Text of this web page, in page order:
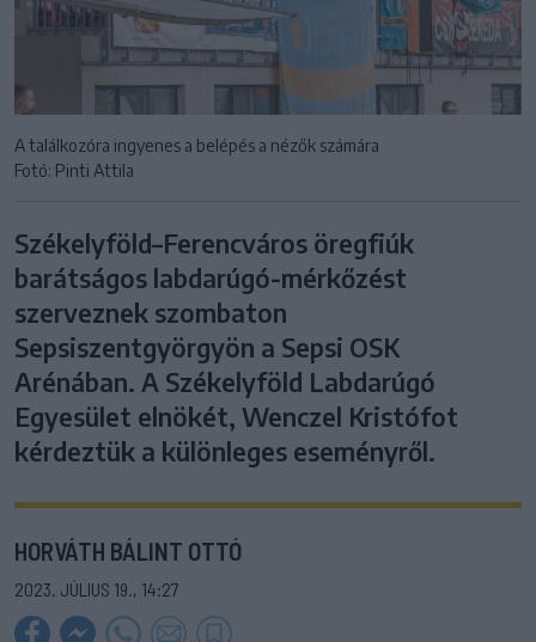
A találkozóra ingyenes a belépés a nézők számára
Fotó: Pinti Attila
Székelyföld–Ferencváros öregfiúk
barátságos labdarúgó-mérkőzést
szerveznek szombaton
Sepsiszentgyörgyön a Sepsi OSK
Arénában. A Székelyföld Labdarúgó
Egyesület elnökét, Wenczel Kristófot
kérdeztük a különleges eseményről.
HORVÁTH BÁLINT OTTÓ
2023. JÚLIUS 19., 14:27